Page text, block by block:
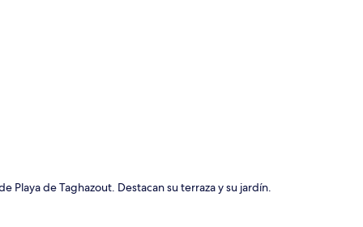
Playa de Taghazout. Destacan su terraza y su jardín.